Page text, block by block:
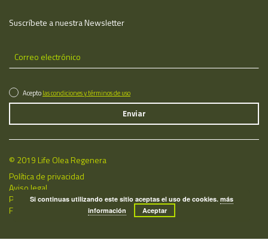
Suscríbete a nuestra Newsletter
Aceptolas condiciones y términos de uso
© 2019 Life Olea Regenera
Política de privacidad
Aviso legal
Política de cookies
Fecha de última actualización: 08/08/2026
Si continuas utilizando este sitio aceptas el uso de cookies.más
información
Aceptar